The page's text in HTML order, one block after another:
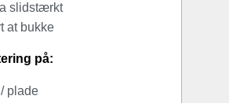
slidstærkt
at bukke
på:
plade